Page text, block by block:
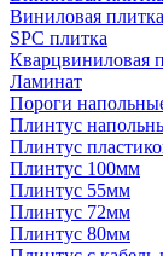
Виниловая
SPC плитка
Кварцвиниловая
Ламинат
Пороги
Плинтус
Плинтус
Плинтус 100мм
Плинтус 55мм
Плинтус 72мм
Плинтус 80мм